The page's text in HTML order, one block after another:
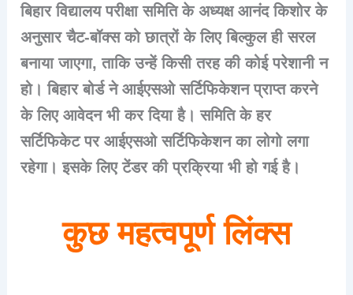
बिहार विद्यालय परीक्षा समिति के अध्यक्ष आनंद किशोर के
अनुसार चैट-बॉक्स को छात्रों के लिए बिल्कुल ही सरल
बनाया जाएगा, ताकि उन्हें किसी तरह की कोई परेशानी न
हो। बिहार बोर्ड ने आईएसओ सर्टिफिकेशन प्राप्त करने
के लिए आवेदन भी कर दिया है। समिति के हर
सर्टिफिकेट पर आईएसओ सर्टिफिकेशन का लोगो लगा
रहेगा। इसके लिए टेंडर की प्रक्रिया भी हो गई है।
कुछ महत्वपूर्ण लिंक्स